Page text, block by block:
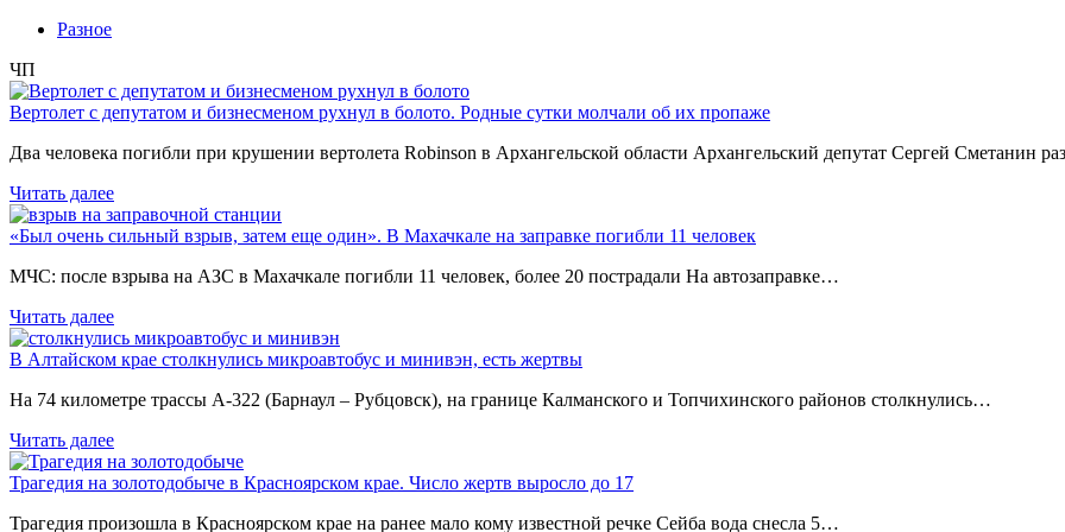
Разное
ЧП
Вертолет с депутатом и бизнесменом рухнул в болото. Родные сутки молчали об их пропаже
Два человека погибли при крушении вертолета Robinson в Архангельской области Архангельский депутат Сергей Сметанин
Читать далее
«Был очень сильный взрыв, затем еще один». В Махачкале на заправке погибли 11 человек
МЧС: после взрыва на АЗС в Махачкале погибли 11 человек, более 20 пострадали На автозаправке…
Читать далее
В Алтайском крае столкнулись микроавтобус и минивэн, есть жертвы
На 74 километре трассы А-322 (Барнаул – Рубцовск), на границе Калманского и Топчихинского районов столкнулись…
Читать далее
Трагедия на золотодобыче в Красноярском крае. Число жертв выросло до 17
Трагедия произошла в Красноярском крае на ранее мало кому известной речке Сейба вода снесла 5…